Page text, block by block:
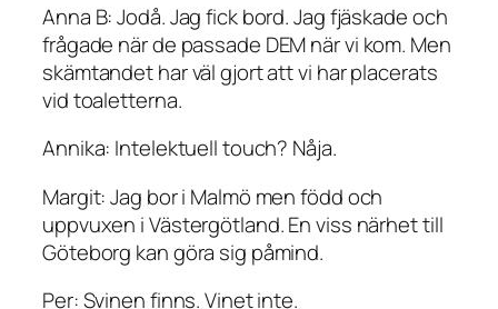
Anna B: Jodå. Jag fick bord. Jag fjäskade och
frågade när de passade DEM när vi kom. Men
skämtandet har väl gjort att vi har placerats
vid toaletterna.
Annika: Intelektuell touch? Nåja.
Margit: Jag bor i Malmö men född och
uppvuxen i Västergötland. En viss närhet till
Göteborg kan göra sig påmind.
Per: Svinen finns. Vinet inte.